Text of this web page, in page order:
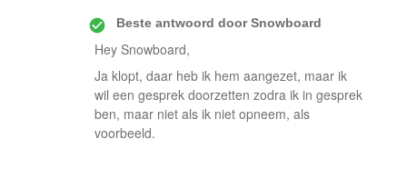
Beste antwoord doorSnowboard
Hey Snowboard,
Ja klopt, daar heb ik hem aangezet, maar ik
wil een gesprek doorzetten zodra ik in gesprek
ben, maar niet als ik niet opneem, als
voorbeeld.